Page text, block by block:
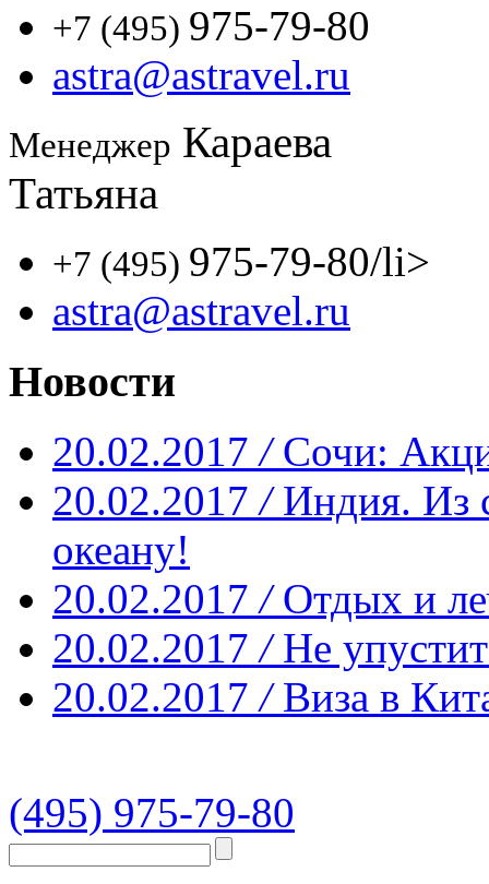
+7 (495) 975-79-80
astra@astravel.ru
Менеджер Караева
Татьяна
+7 (495) 975-79-80/li>
astra@astravel.ru
Новости
20.02.2017 / Сочи:
20.02.2017 / Индия. Из
океану!
20.02.2017 / Отдых и
20.02.2017 / Не
20.02.2017 / Виза в
(495) 975-79-80